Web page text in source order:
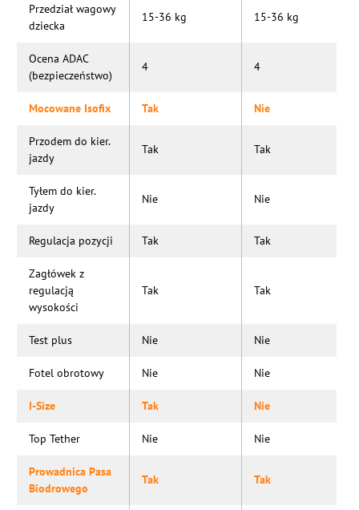
Przedział wagowy
dziecka
15-36 kg 15-36 kg
Ocena ADAC
(bezpieczeństwo)
4 4
Mocowane Isofix Tak Nie
Przodem do kier.
jazdy
Tak Tak
Tyłem do kier.
jazdy
Nie Nie
Regulacja pozycji Tak Tak
Zagłówek z
regulacją
wysokości
Tak Tak
Test plus Nie Nie
Fotel obrotowy Nie Nie
I-Size Tak Nie
Top Tether Nie Nie
Prowadnica Pasa
Biodrowego
Tak Tak